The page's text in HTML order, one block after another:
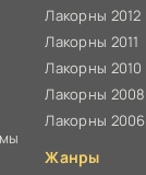
Лакорны 2012
Лакорны 2011
Лакорны 2010
Лакорны 2008
Лакорны 2006
Жанры